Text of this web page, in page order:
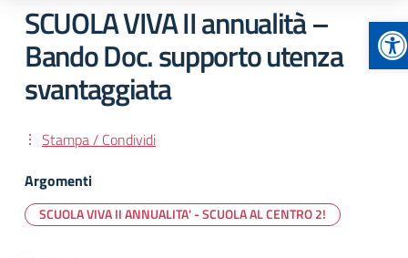
SCUOLA VIVA II annualità –
Bando Doc. supporto utenza
svantaggiata
Stampa / Condividi
Argomenti
SCUOLA VIVA II ANNUALITA' - SCUOLA AL CENTRO 2!